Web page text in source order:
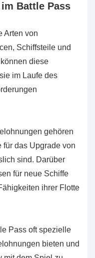
Battle Pass
Arten von
Schiffsteile und
diese
im Laufe des
gehören
für das Upgrade von
sind. Darüber
für neue Schiffe
ihrer Flotte
Pass oft spezielle
bieten und